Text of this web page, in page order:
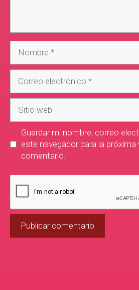
Guardar mi nombre, correo
este navegador para la próxima
comentario.